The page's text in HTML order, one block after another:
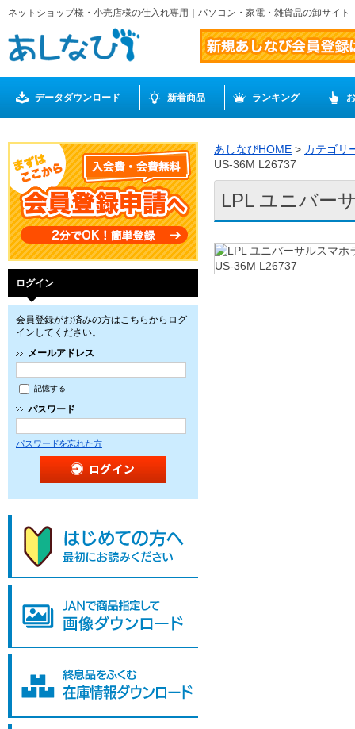
ネットショップ様・小売店様の仕入れ専用｜パソコン・家電・雑貨品の卸サイ
データダウンロード 新着商品 ランキング
ログイン
会員登録がお済みの方はこちらからログ
インしてください。
メールアドレス
記憶する
パスワード
パスワードを忘れた方
あしなびHOME > カテゴリ
US-36M L26737
LPL ユニバー